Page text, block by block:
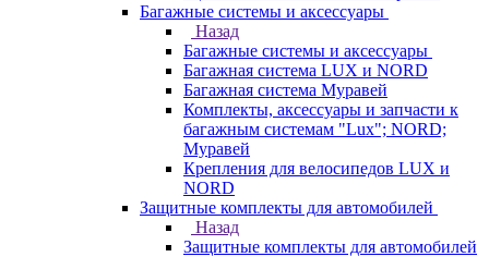
Багажные системы и аксессуары
Назад
Багажные системы и аксессуары
Багажная система LUX и NORD
Багажная система Муравей
Комплекты, аксессуары и запчасти к
багажным системам "Lux"; NORD;
Муравей
Крепления для велосипедов LUX и
NORD
Защитные комплекты для автомобилей
Назад
Защитные комплекты для автомобилей